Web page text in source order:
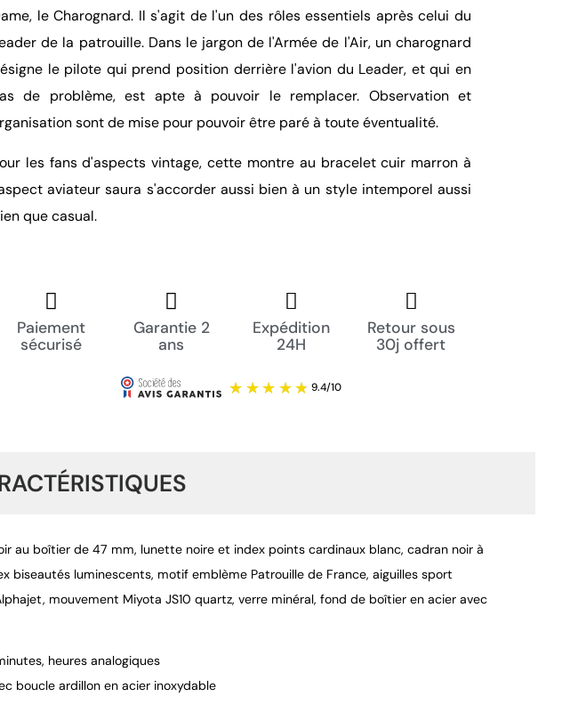
le Charognard. Il s'agit de l'un des rôles essentiels après celui du
de la patrouille. Dans le jargon de l'Armée de l'Air, un charognard
le pilote qui prend position derrière l'avion du Leader, et qui en
de problème, est apte à pouvoir le remplacer. Observation et
sont de mise pour pouvoir être paré à toute éventualité.
les fans d'aspects vintage, cette montre au bracelet cuir marron à
aviateur saura s'accorder aussi bien à un style intemporel aussi
que casual.
Paiement
sécurisé
Garantie 2
ans
Expédition
24H
Retour sous
30j offert
au boîtier de 47 mm, lunette noire et index points cardinaux blanc, cadran noir à
biseautés luminescents, motif emblème Patrouille de France, aiguilles sport
mouvement Miyota JS10 quartz, verre minéral, fond de boîtier en acier avec
heures analogiques
boucle ardillon en acier inoxydable